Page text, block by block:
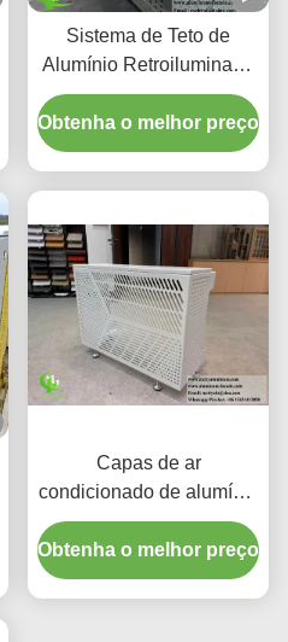
Sistema de Teto de
Alumínio Retroiluminado
Perfurado Personalizado
com Compartimento
Integrado para LED e
Obtenha o melhor preço
Capas de ar
condicionado de alumínio
premium | Telas de
proteção decorativas
Obtenha o melhor preço